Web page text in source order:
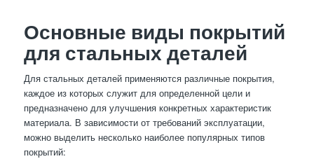
Основные виды покрытий
для стальных деталей
Для стальных деталей применяются различные покрытия,
каждое из которых служит для определенной цели и
предназначено для улучшения конкретных характеристик
материала. В зависимости от требований эксплуатации,
можно выделить несколько наиболее популярных типов
покрытий: